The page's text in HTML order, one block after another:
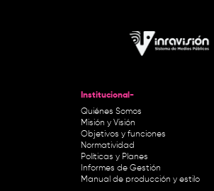
Institucional-
Quiénes Somos
Misión y Visión
Objetivos y funciones
Normatividad
Políticas y Planes
Informes de Gestión
Manual de producción y estilo